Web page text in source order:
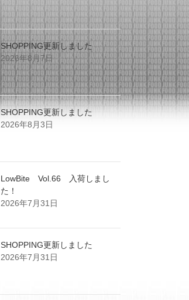
SHOPPING更新しました
2026年8月7日
SHOPPING更新しました
2026年8月3日
LowBite Vol.66 入荷しまし
た！
2026年7月31日
SHOPPING更新しました
2026年7月31日